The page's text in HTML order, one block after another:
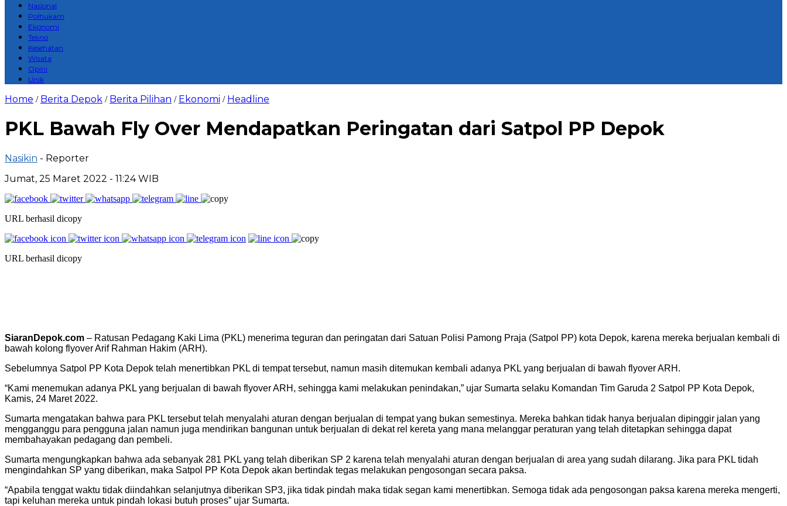
Nasional
Polhukam
Ekonomi
Tekno
Kesehatan
Wisata
Opini
Unik
Home / Berita Depok / Berita Pilihan / Ekonomi / Headline
PKL Bawah Fly Over Mendapatkan Peringatan dari Satpol PP Depok
Nasikin - Reporter
Jumat, 25 Maret 2022 - 11:24 WIB
URL berhasil dicopy
URL berhasil dicopy
SiaranDepok.com – Ratusan Pedagang Kaki Lima (PKL) menerima teguran dan peringatan dari Satuan Polisi Pamong Praja (Satpol PP) kota Depok, karena mereka berjualan kembali di
bawah kolong flyover Arif Rahman Hakim (ARH).
Sebelumnya Satpol PP Kota Depok telah menertibkan PKL di tempat tersebut, namun masih ditemukan kembali adanya PKL yang berjualan di bawah flyover ARH.
“Kami menemukan adanya PKL yang berjualan di bawah flyover ARH, sehingga kami melakukan penindakan,” ujar Sumarta selaku Komandan Tim Garuda 2 Satpol PP Kota Depok,
Kamis, 24 Maret 2022.
Sumarta mengatakan bahwa para PKL tersebut telah menyalahi aturan dengan berjualan di tempat yang bukan semestinya. Mereka bahkan tidak hanya berjualan dipinggir jalan yang
mengganggu para pengguna jalan namun juga mendirikan bangunan untuk berjualan di dekat rel kereta yang mana melanggar peraturan yang telah ditetapkan sehingga dapat
membahayakan pedagang dan pembeli.
Sumarta mengungkapkan bahwa ada sebanyak 281 PKL yang telah diberikan SP 2 karena telah menyalahi aturan dengan berjualan di area yang sudah dilarang. Jika para PKL tidah
mengindahkan SP yang diberikan, maka Satpol PP Kota Depok akan bertindak tegas melakukan pengosongan secara paksa.
“Apabila tenggat waktu tidak diindahkan selanjutnya diberikan SP3, jika tidak pindah maka tidak segan kami menertibkan. Semoga tidak ada pengosongan paksa karena mereka mengerti,
tapi keluhan mereka untuk pindah lokasi butuh proses” ujar Sumarta.